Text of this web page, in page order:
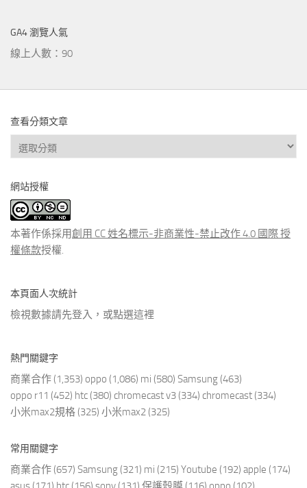
GA4 瀏覽人氣
線上人數：90
查看分類文章
查
看
類
文
章
網站授權
本著作係採用創用 CC 姓名標示-非商業性-禁止改作 4.0 國際 授
權條款授權.
本頁面人次統計
檢視數據請先登入，或點選這裡
熱門關鍵字
商業合作 (1,353) oppo (1,086) mi (580) Samsung (463)
oppo r11 (452) htc (380) chromecast v3 (334) chromecast (334)
小米max2規格 (325) 小米max2 (325)
常用關鍵字
商業合作 (657) Samsung (321) mi (215) Youtube (192) apple (174)